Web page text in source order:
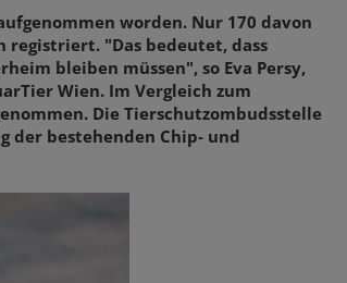
worden. Nur 170 davon
"Das bedeutet, dass
bleiben müssen", so Eva Persy,
Wien. Im Vergleich zum
Die Tierschutzombudsstelle
der bestehenden Chip- und